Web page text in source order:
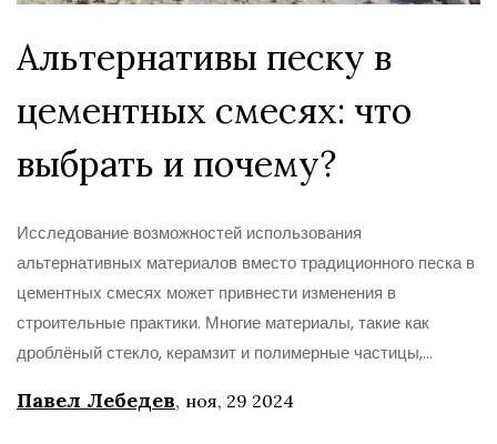
Альтернативы песку в
цементных смесях: что
выбрать и почему?
Исследование возможностей использования
альтернативных материалов вместо традиционного песка в
цементных смесях может привнести изменения в
строительные практики. Многие материалы, такие как
дроблёный стекло, керамзит и полимерные частицы,
исследует доступные альтернативы и их влияние на
Павел Лебедев, ноя, 29 2024